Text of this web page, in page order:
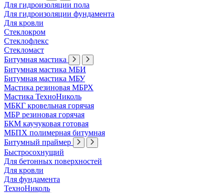
Для гидроизоляции пола
Для гидроизоляции фундамента
Для кровли
Стеклокром
Стеклофлекс
Стекломаст
Битумная мастика
Битумная мастика МБИ
Битумная мастика МБУ
Мастика резиновая МБРХ
Мастика ТехноНиколь
МБКГ кровельная горячая
МБР резиновая горячая
БКМ каучуковая готовая
МБПХ полимерная битумная
Битумный праймер
Быстросохнущий
Для бетонных поверхностей
Для кровли
Для фундамента
ТехноНиколь